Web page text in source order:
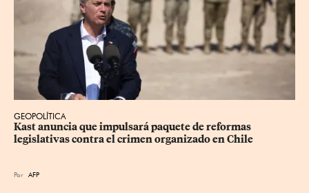
GEOPOLÍTICA
Kast anuncia que impulsará paquete de reformas
legislativas contra el crimen organizado en Chile
Por AFP